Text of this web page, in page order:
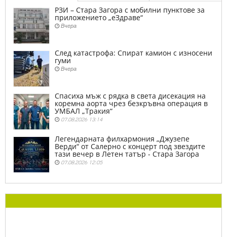
РЗИ – Стара Загора с мобилни пунктове за
приложението „еЗдраве“
Вчера
След катастрофа: Спират камион с износени
гуми
Вчера
Спасиха мъж с рядка в света дисекация на
коремна аорта чрез безкръвна операция в
УМБАЛ „Тракия“
07.08.2026 13:14
Легендарната филхармония „Джузепе
Верди“ от Салерно с концерт под звездите
тази вечер в Летен татър - Стара Загора
07.08.2026 12:05